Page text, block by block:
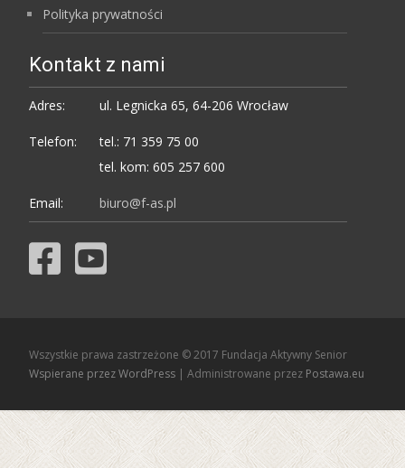
Polityka prywatności
Kontakt z nami
Adres: ul. Legnicka 65, 64-206 Wrocław
Telefon:
tel.: 71 359 75 00
tel. kom: 605 257 600
Email: biuro@f-as.pl
Wszystkie prawa zastrzeżone © 2017 Fundacja Aktywny Senior
Wspierane przez WordPress | Administrowane przez Postawa.eu